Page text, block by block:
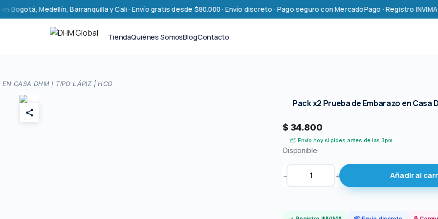
Saltar
al
Medellín, Barranquilla y Cali · Envío gratis desde $80.000 · Envío discreto · Pago seguro con MercadoPago · Registro INVIMA ·
TiendaQuiénes SomosBlogContacto
CASA DHM | TIPO LÁPIZ | HCG
Pack x2 Prueba de Embarazo en Casa
$ 34.800
📦 Envío hoy si pides antes de las 3pm
Disponible
k
− + Añadir al